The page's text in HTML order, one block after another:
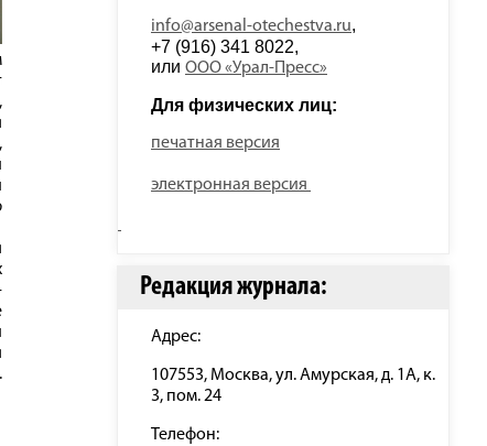
info@arsenal-otechestva.ru,
+7 (916) 341 8022,
или ООО «Урал-Пресс»
Для физических лиц:
печатная версия
электронная версия
Редакция журнала:
Адрес:
107553, Москва, ул. Амурская, д. 1А, к.
3, пом. 24
Телефон: